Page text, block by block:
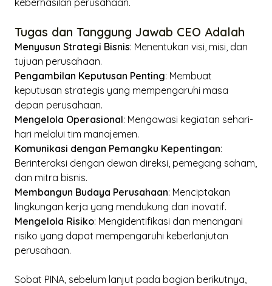
keberhasilan perusahaan.
Tugas dan Tanggung Jawab CEO Adalah
Menyusun Strategi Bisnis: Menentukan visi, misi, dan
tujuan perusahaan.
Pengambilan Keputusan Penting: Membuat
keputusan strategis yang mempengaruhi masa
depan perusahaan.
Mengelola Operasional: Mengawasi kegiatan sehari-
hari melalui tim manajemen.
Komunikasi dengan Pemangku Kepentingan:
Berinteraksi dengan dewan direksi, pemegang saham,
dan mitra bisnis.
Membangun Budaya Perusahaan: Menciptakan
lingkungan kerja yang mendukung dan inovatif.
Mengelola Risiko: Mengidentifikasi dan menangani
risiko yang dapat mempengaruhi keberlanjutan
perusahaan.
Sobat PINA, sebelum lanjut pada bagian berikutnya,